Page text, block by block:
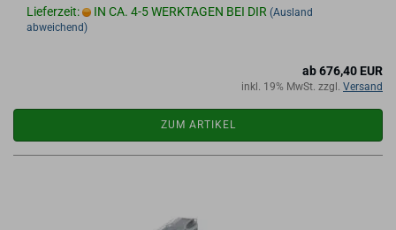
Lieferzeit: IN CA. 4-5 WERKTAGEN BEI DIR (Ausland
abweichend)
ab 676,40 EUR
inkl. 19% MwSt. zzgl. Versand
ZUM ARTIKEL